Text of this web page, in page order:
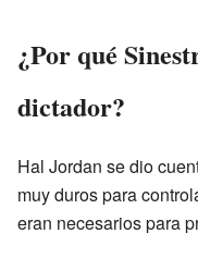
¿Por qué
dictador?
Hal Jordan se dio
muy duros para
eran necesarios para